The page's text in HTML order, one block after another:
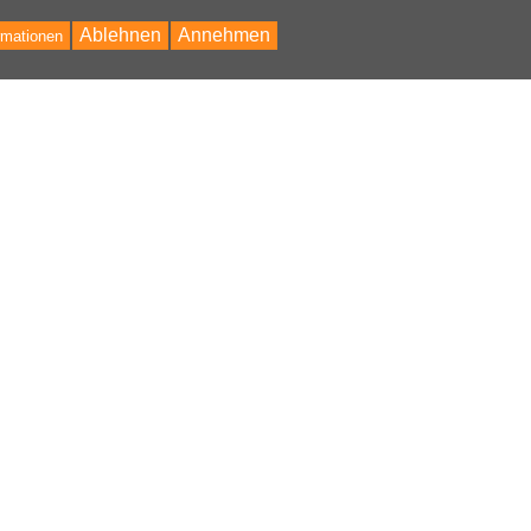
Annehmen
Ablehnen